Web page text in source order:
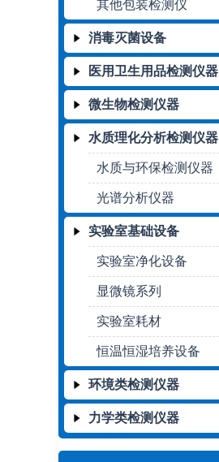
其他包装检测仪
消毒灭菌设备
医用卫生用品检测仪器
微生物检测仪器
水质理化分析检测仪器
水质与环保检测仪器
光谱分析仪器
实验室基础设备
实验室净化设备
显微镜系列
实验室耗材
恒温恒湿培养设备
环境类检测仪器
力学类检测仪器